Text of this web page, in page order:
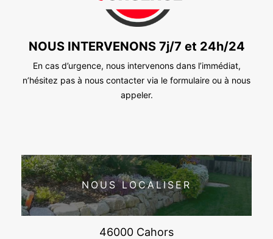
NOUS INTERVENONS 7j/7 et 24h/24
En cas d’urgence, nous intervenons dans l’immédiat,
n’hésitez pas à nous contacter via le formulaire ou à nous
appeler.
NOUS LOCALISER
46000 Cahors